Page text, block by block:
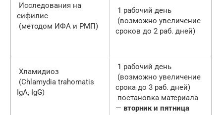
Исследования на
сифилис
(методом ИФА и РМП)
1 рабочий день
(возможно увеличение
сроков до 2 раб. дней)
Хламидиоз
(Chlamydia trahomatis
IgA, IgG)
1 рабочий день
(возможно увеличение
срока до 3 раб. дней)
постановка материала
— вторник и пятница